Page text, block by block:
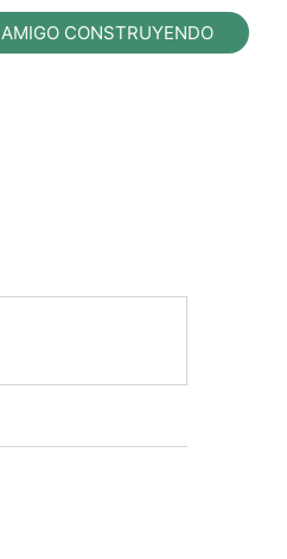
AMIGO CONSTRUYENDO